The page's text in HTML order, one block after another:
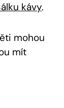
kávy.
mohou
mít